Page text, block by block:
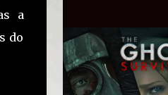
a
do
Leon. A seguir, você
tradução da entrevista
novo trailer revelou
considerada um grande
Capcom, vendendo
unidades ao redor do
diversas nomeações a